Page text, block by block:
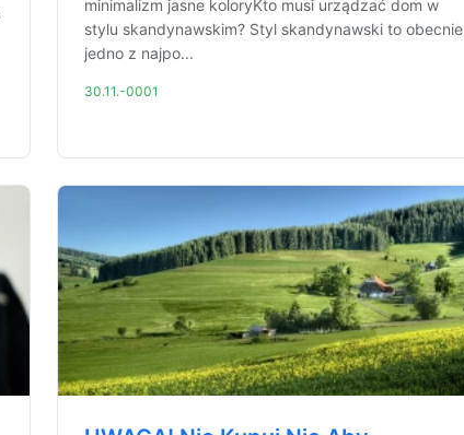
minimalizm jasne koloryKto musi urządzać dom w
stylu skandynawskim? Styl skandynawski to obecnie
jedno z najpo...
30.11.-0001